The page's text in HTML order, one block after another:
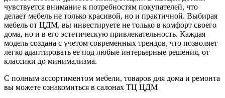
чувствуется внимание к потребностям покупателей, что
делает мебель не только красивой, но и практичной. Выбирая
мебель от ЦДМ, вы инвестируете не только в комфорт своего
дома, но и в его эстетическую привлекательность. Каждая
модель создана с учетом современных трендов, что позволяет
легко адаптировать ее под любые интерьерные решения, от
классики до минимализма.
С полным ассортиментом мебели, товаров для дома и ремонта
вы можете ознакомиться в салонах ТЦ ЦДМ